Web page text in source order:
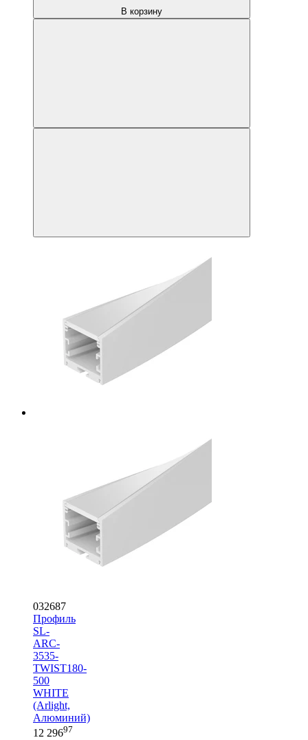
В корзину
032687
Профиль
SL-
ARC-
3535-
TWIST180-
500
WHITE
(Arlight,
Алюминий)
12 29697